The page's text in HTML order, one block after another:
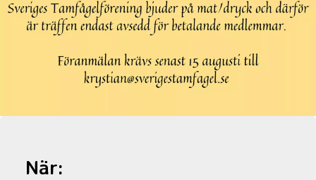
När: